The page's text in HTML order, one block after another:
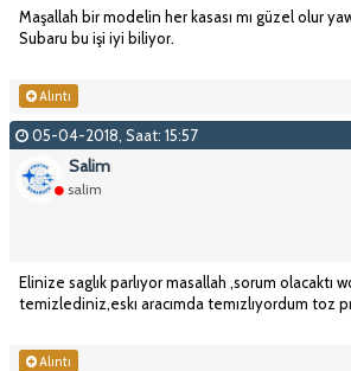
Maşallah bir modelin her kasası mı güzel olur
Subaru bu işi iyi biliyor.
Alıntı
05-04-2018, Saat: 15:57
Salim
salim
Elinize saglık parlıyor masallah ,sorum olacaktı
temizlediniz,eskı aracımda temızlıyordum toz
Alıntı